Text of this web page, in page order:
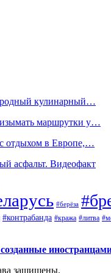
кулинарный…
маршрутки у…
с отдыхом в Европе,…
асфальт. Видеофакт
#берёза
#контрабанда #кража #литва
защищены.